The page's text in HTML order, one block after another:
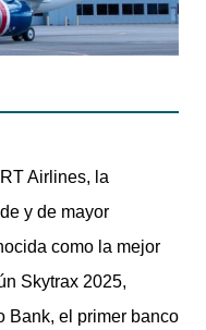
Airlines, la
y de mayor
como la mejor
Skytrax 2025,
Bank, el primer banco